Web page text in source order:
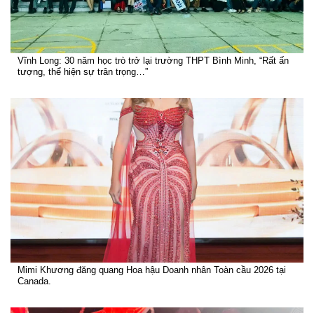
Vĩnh Long: 30 năm học trò trở lại trường THPT Bình Minh, “Rất ấn
tượng, thể hiện sự trân trọng…”
Mimi Khương đăng quang Hoa hậu Doanh nhân Toàn cầu 2026 tại
Canada.